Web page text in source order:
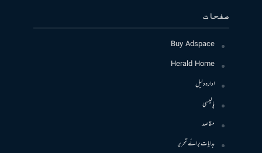
صفحات
Buy Adspace
Herald Home
ادارہ دلیل
پالیسی
مقاصد
ہدایات برائے تحریر